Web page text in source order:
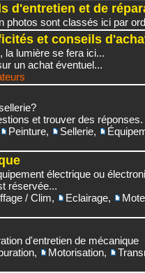
d'entretien et de
photos sont classés ici par
et conseils
la lumière se fera ici...
un achat éventuel...
et trouver des réponses.
Peinture, Sellerie,
électrique ou
réservée...
/ Clim, Eclairage,
d'entretien de mécanique
, Motorisation,